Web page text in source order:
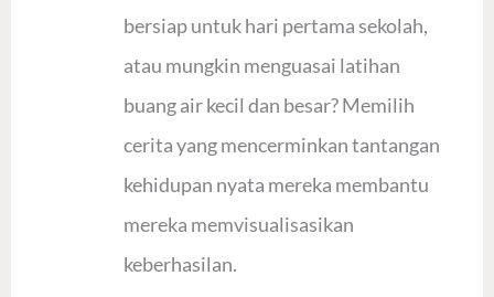
bersiap untuk hari pertama sekolah,
atau mungkin menguasai latihan
buang air kecil dan besar? Memilih
cerita yang mencerminkan tantangan
kehidupan nyata mereka membantu
mereka memvisualisasikan
keberhasilan.